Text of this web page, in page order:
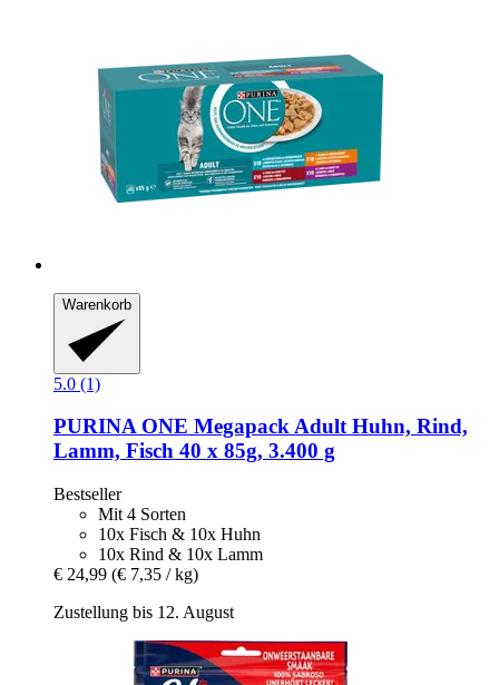
Warenkorb
5.0 (1)
PURINA ONE Megapack Adult Huhn, Rind,
Lamm, Fisch 40 x 85g, 3.400 g
Bestseller
Mit 4 Sorten
10x Fisch & 10x Huhn
10x Rind & 10x Lamm
€ 24,99 (€ 7,35 / kg)
Zustellung bis 12. August